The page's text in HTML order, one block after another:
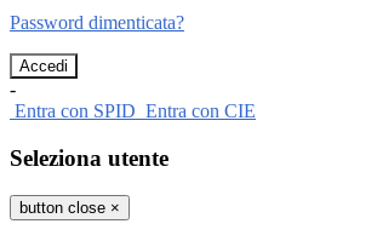
Password dimenticata?
-
Entra con SPID Entra con CIE
Seleziona utente
button close ×